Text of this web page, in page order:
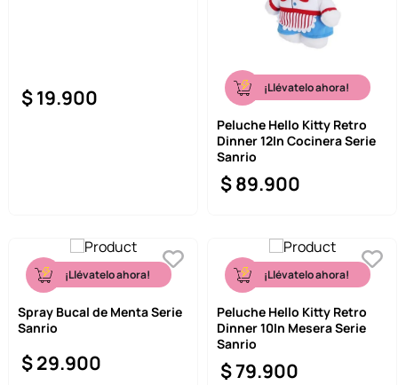
$19.900 ¡Llévatelo ahora!
Peluche Hello Kitty Retro
Dinner 12In Cocinera Serie
Sanrio
$89.900
¡Llévatelo ahora!
Spray Bucal de Menta Serie
Sanrio
$29.900
¡Llévatelo ahora!
Peluche Hello Kitty Retro
Dinner 10In Mesera Serie
Sanrio
$79.900